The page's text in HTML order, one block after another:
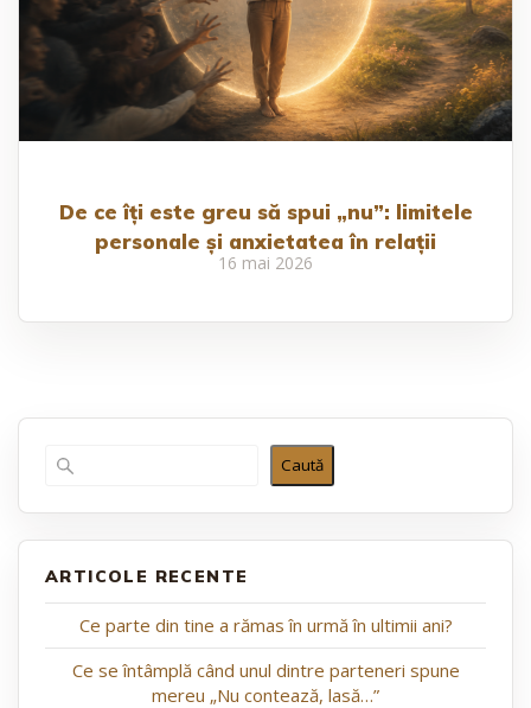
De ce îți este greu să spui „nu”: limitele
personale și anxietatea în relații
16 mai 2026
Caută
ARTICOLE RECENTE
Ce parte din tine a rămas în urmă în ultimii ani?
Ce se întâmplă când unul dintre parteneri spune
mereu „Nu contează, lasă…”